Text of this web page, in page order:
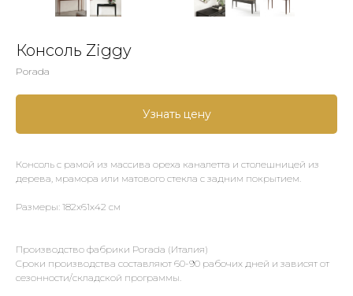
Консоль Ziggy
Porada
Узнать цену
Консоль с рамой из массива ореха каналетта и столешницей из
дерева, мрамора или матового стекла с задним покрытием.
Размеры: 182х61х42 см
Производство фабрики Porada (Италия)
Сроки производства составляют 60-90 рабочих дней и зависят от
сезонности/складской программы.